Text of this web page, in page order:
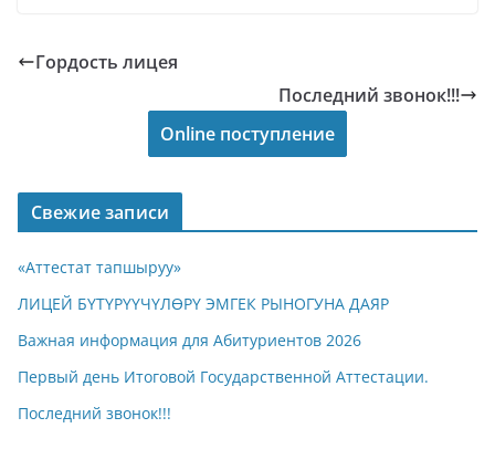
Гордость лицея
Последний звонок!!!
Online поступление
Свежие записи
«Аттестат тапшыруу»
ЛИЦЕЙ БҮТҮРҮҮЧҮЛӨРҮ ЭМГЕК РЫНОГУНА ДАЯР
Важная информация для Абитуриентов 2026
Первый день Итоговой Государственной Аттестации.
Последний звонок!!!